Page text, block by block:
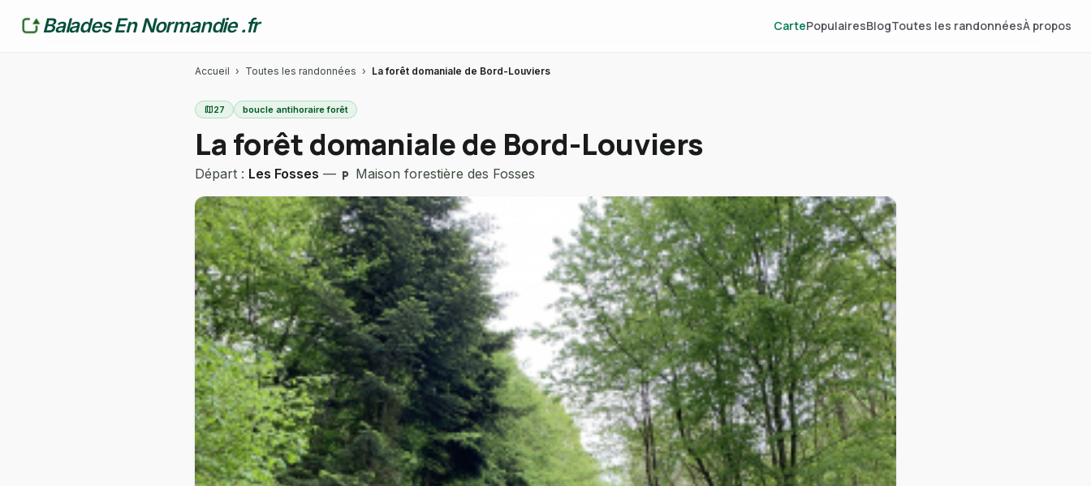
Balades En Normandie .fr CartePopulairesBlogToutes les randonnéesÀ propos
Accueil › Toutes les randonnées › La forêt domaniale de Bord-Louviers
map27 boucle antihoraire forêt
La forêt domaniale de Bord-Louviers
Départ : Les Fosses — local_parking Maison forestière des Fosses